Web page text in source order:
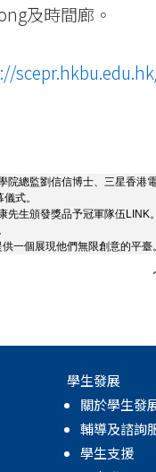
及時間廊。
院總監劉信信博士、三星香
式。
先生頒發獎品予冠軍隊伍LINK。
一個展現他們無限創意的平臺。
學生發展
關於學生發
輔導及諮詢
學生支援